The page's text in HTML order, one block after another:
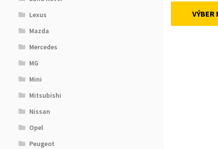
Lexus
Mazda
Mercedes
MG
Mini
Mitsubishi
Nissan
Opel
Peugeot
VÝBER